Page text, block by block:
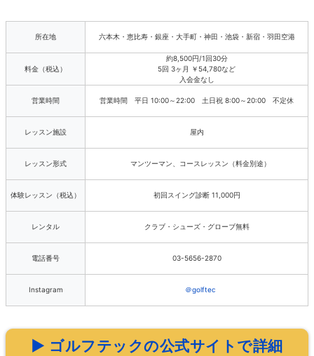
所在地 六本木・恵比寿・銀座・大手町・神田・池袋・新宿・羽田空港
料金（税込）
約8,500円/1回30分
5回 3ヶ月 ￥54,780など
入会金なし
営業時間 営業時間 平日 10:00～22:00 土日祝 8:00～20:00 不定休
レッスン施設 屋内
レッスン形式 マンツーマン、コースレッスン（料金別途）
体験レッスン（税込） 初回スイング診断 11,000円
レンタル クラブ・シューズ・グローブ無料
電話番号 03-5656-2870
Instagram ＠golftec
▶ ゴルフテックの公式サイトで詳細